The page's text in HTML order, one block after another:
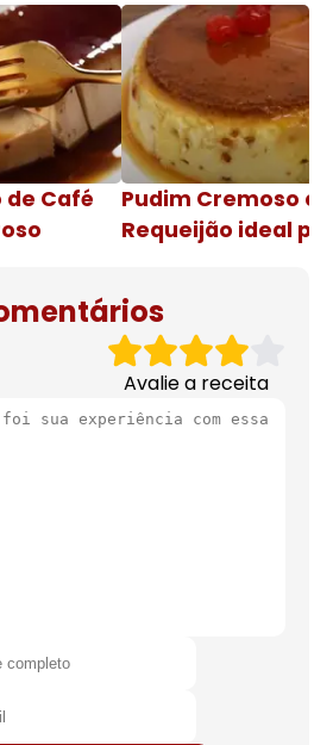
de Café
Pudim Cremoso
Requeijão ideal
Avalie a receita